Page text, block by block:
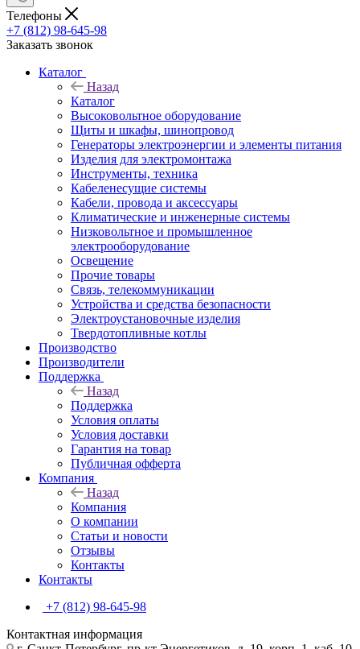
Телефоны
+7 (812) 98-645-98
Заказать звонок
Каталог
Назад
Каталог
Высоковольтное оборудование
Щиты и шкафы, шинопровод
Генераторы электроэнергии и элементы питания
Изделия для электромонтажа
Инструменты, техника
Кабеленесущие системы
Кабели, провода и аксессуары
Климатические и инженерные системы
Низковольтное и промышленное
электрооборудование
Освещение
Прочие товары
Связь, телекоммуникации
Устройства и средства безопасности
Электроустановочные изделия
Твердотопливные котлы
Производство
Производители
Поддержка
Назад
Поддержка
Условия оплаты
Условия доставки
Гарантия на товар
Публичная офферта
Компания
Назад
Компания
О компании
Статьи и новости
Отзывы
Контакты
Контакты
+7 (812) 98-645-98
Контактная информация